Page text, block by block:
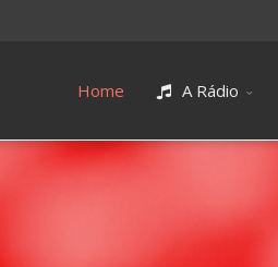
Home A Rádio